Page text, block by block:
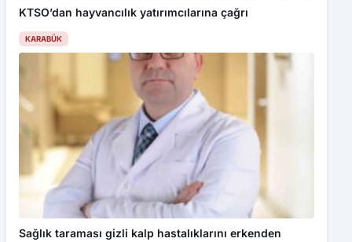
KTSO’dan hayvancılık yatırımcılarına çağrı
KARABÜK
Sağlık taraması gizli kalp hastalıklarını erkenden